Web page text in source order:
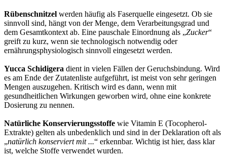
Rübenschnitzel werden häufig als Faserquelle eingesetzt. Ob sie
sinnvoll sind, hängt von der Menge, dem Verarbeitungsgrad und
dem Gesamtkontext ab. Eine pauschale Einordnung als „Zucker“
greift zu kurz, wenn sie technologisch notwendig oder
ernährungsphysiologisch sinnvoll eingesetzt werden.
Yucca Schidigera dient in vielen Fällen der Geruchsbindung. Wird
es am Ende der Zutatenliste aufgeführt, ist meist von sehr geringen
Mengen auszugehen. Kritisch wird es dann, wenn mit
gesundheitlichen Wirkungen geworben wird, ohne eine konkrete
Dosierung zu nennen.
Natürliche Konservierungsstoffe wie Vitamin E (Tocopherol-
Extrakte) gelten als unbedenklich und sind in der Deklaration oft als
„natürlich konserviert mit ...“ erkennbar. Wichtig ist hier, dass klar
ist, welche Stoffe verwendet wurden.